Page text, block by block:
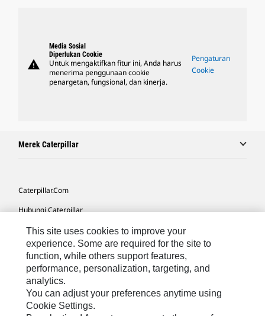
warning
Media Sosial
Diperlukan Cookie
Untuk mengaktifkan fitur ini, Anda harus
menerima penggunaan cookie
penargetan, fungsional, dan kinerja.
Pengaturan
Cookie
Merek Caterpillar
Caterpillar.com
Hubungi Caterpillar
Preferensi Pemasaran Saya
Peta Situs
Cookie Settings
Hukum
Privasi
This site uses cookies to improve your
experience. Some are required for the site to
function, while others support features,
performance, personalization, targeting, and
analytics.
You can adjust your preferences anytime using
Cookie Settings.